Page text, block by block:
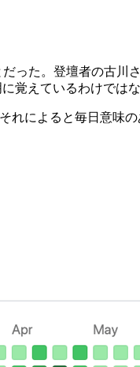
だった。登壇者の古川
覚えているわけではな
れによると毎日意味